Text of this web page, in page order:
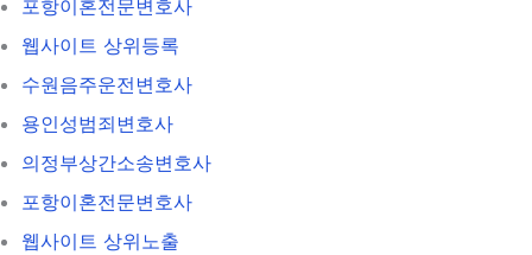
포항이혼전문변호사
웹사이트 상위등록
수원음주운전변호사
용인성범죄변호사
의정부상간소송변호사
포항이혼전문변호사
웹사이트 상위노출